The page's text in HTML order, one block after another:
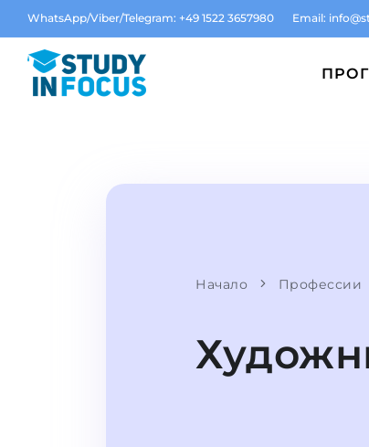
WhatsApp/Viber/Telegram: +49 1522 3657980 Email:
Начало Профессии